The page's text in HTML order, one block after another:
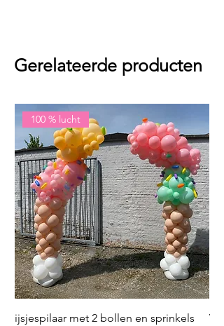
Gerelateerde producten
100 % lucht
ijsjespilaar met 2 bollen en sprinkels